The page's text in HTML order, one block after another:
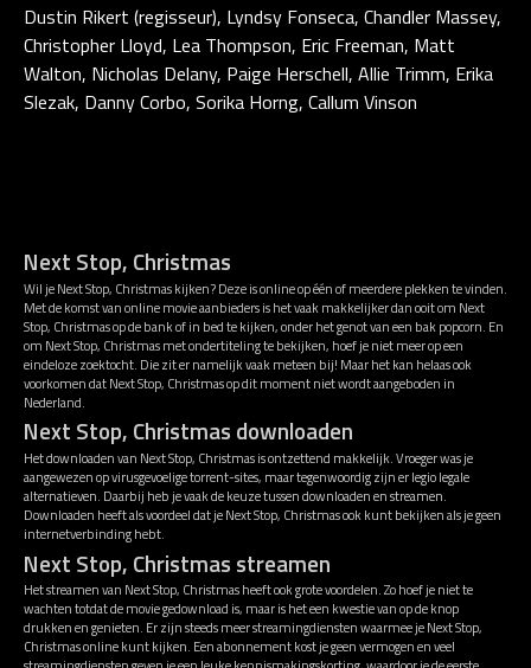
Dustin Rikert (regisseur), Lyndsy Fonseca, Chandler Massey,
Christopher Lloyd, Lea Thompson, Eric Freeman, Matt
Walton, Nicholas Delany, Paige Herschell, Allie Trimm, Erika
Slezak, Danny Corbo, Sorika Horng, Callum Vinson
Next Stop, Christmas
Wil je Next Stop, Christmas kijken? Deze is online op één of meerdere plekken te vinden.
Met de komst van online movie aanbieders is het vaak makkelijker dan ooit om Next
Stop, Christmas op de bank of in bed te kijken, onder het genot van een bak popcorn. En
om Next Stop, Christmas met ondertiteling te bekijken, hoef je niet meer op een
eindeloze zoektocht. Die zit er namelijk vaak meteen bij! Maar het kan helaas ook
voorkomen dat Next Stop, Christmas op dit moment niet wordt aangeboden in
Nederland.
Next Stop, Christmas downloaden
Het downloaden van Next Stop, Christmas is ontzettend makkelijk. Vroeger was je
aangewezen op virusgevoelige torrent-sites, maar tegenwoordig zijn er legio legale
alternatieven. Daarbij heb je vaak de keuze tussen downloaden en streamen.
Downloaden heeft als voordeel dat je Next Stop, Christmas ook kunt bekijken als je geen
internetverbinding hebt.
Next Stop, Christmas streamen
Het streamen van Next Stop, Christmas heeft ook grote voordelen. Zo hoef je niet te
wachten totdat de movie gedownload is, maar is het een kwestie van op de knop
drukken en genieten. Er zijn steeds meer streamingdiensten waarmee je Next Stop,
Christmas online kunt kijken. Een abonnement kost je geen vermogen en veel